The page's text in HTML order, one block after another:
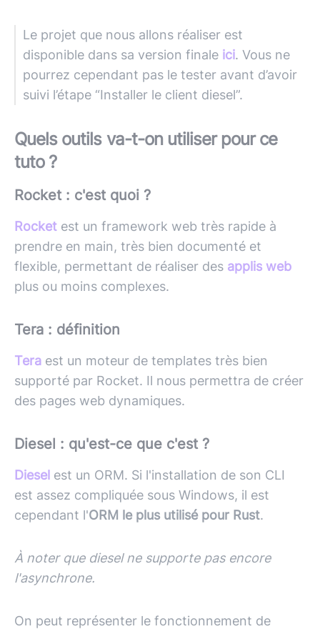
Le projet que nous allons réaliser est
disponible dans sa version finale ici. Vous ne
pourrez cependant pas le tester avant d’avoir
suivi l’étape “Installer le client diesel”.
Quels outils va-t-on utiliser pour ce
tuto ?
Rocket : c'est quoi ?
Rocket est un framework web très rapide à
prendre en main, très bien documenté et
flexible, permettant de réaliser des applis web
plus ou moins complexes.
Tera : définition
Tera est un moteur de templates très bien
supporté par Rocket. Il nous permettra de créer
des pages web dynamiques.
Diesel : qu'est-ce que c'est ?
Diesel est un ORM. Si l'installation de son CLI
est assez compliquée sous Windows, il est
cependant l'ORM le plus utilisé pour Rust.
À noter que diesel ne supporte pas encore
l'asynchrone.
On peut représenter le fonctionnement de